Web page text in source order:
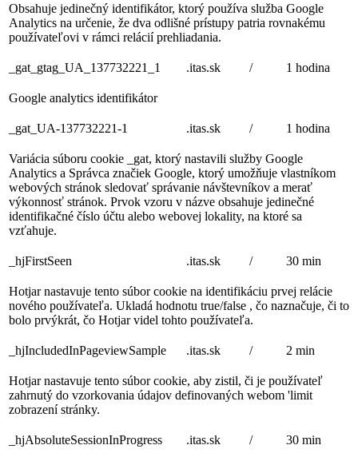
Obsahuje jedinečný identifikátor, ktorý používa služba Google
Analytics na určenie, že dva odlišné prístupy patria rovnakému
používateľovi v rámci relácií prehliadania.
_gat_gtag_UA_137732221_1 .itas.sk / 1 hodina
Google analytics identifikátor
_gat_UA-137732221-1 .itas.sk / 1 hodina
Variácia súboru cookie _gat, ktorý nastavili služby Google
Analytics a Správca značiek Google, ktorý umožňuje vlastníkom
webových stránok sledovať správanie návštevníkov a merať
výkonnosť stránok. Prvok vzoru v názve obsahuje jedinečné
identifikačné číslo účtu alebo webovej lokality, na ktoré sa
vzťahuje.
_hjFirstSeen .itas.sk / 30 min
Hotjar nastavuje tento súbor cookie na identifikáciu prvej relácie
nového používateľa. Ukladá hodnotu true/false , čo naznačuje, či to
bolo prvýkrát, čo Hotjar videl tohto používateľa.
_hjIncludedInPageviewSample .itas.sk / 2 min
Hotjar nastavuje tento súbor cookie, aby zistil, či je používateľ
zahrnutý do vzorkovania údajov definovaných webom 'limit
zobrazení stránky.
_hjAbsoluteSessionInProgress .itas.sk / 30 min